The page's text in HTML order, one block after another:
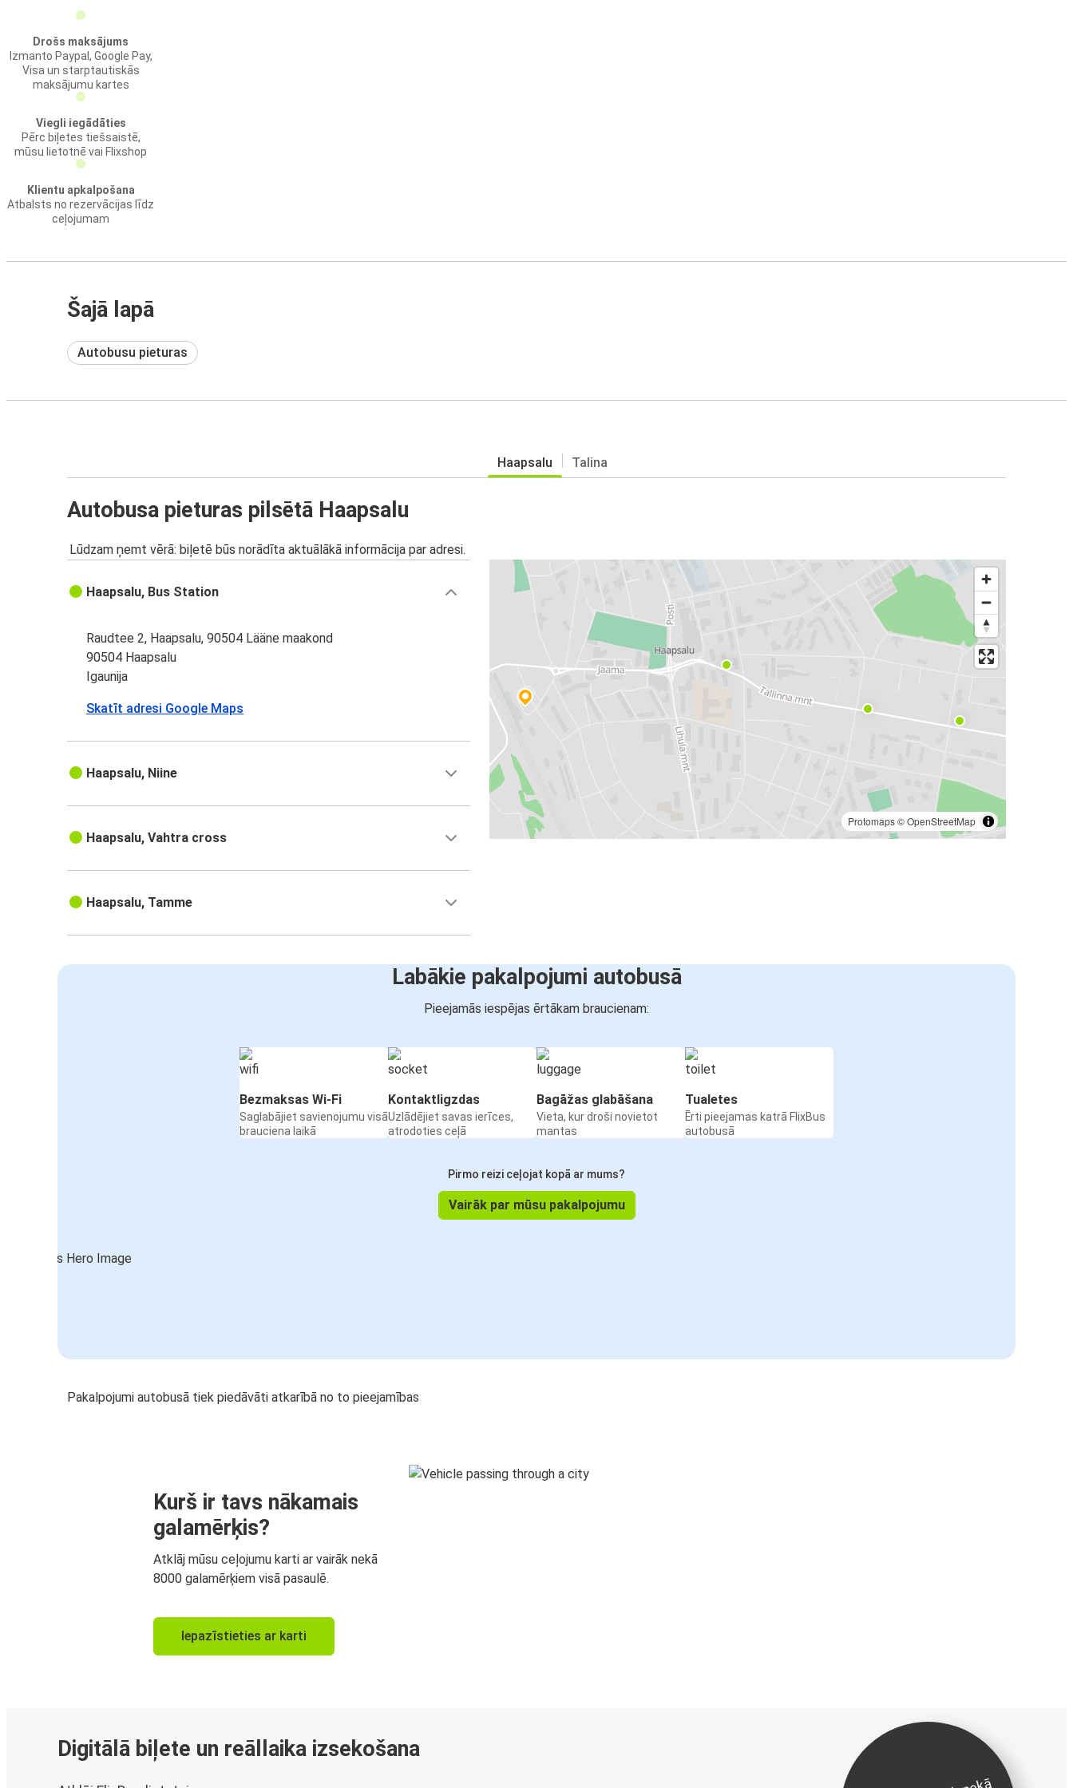
Drošs maksājums
Izmanto Paypal, Google Pay,
Visa un starptautiskās
maksājumu kartes
Viegli iegādāties
Pērc biļetes tiešsaistē,
mūsu lietotnē vai Flixshop
Klientu apkalpošana
Atbalsts no rezervācijas līdz
ceļojumam
Šajā lapā
Autobusu pieturas
Haapsalu Talina
Autobusa pieturas pilsētā Haapsalu
Lūdzam ņemt vērā: biļetē būs norādīta aktuālākā informācija par adresi.
Protomaps©OpenStreetMap
Haapsalu, Bus Station
Raudtee 2, Haapsalu, 90504 Lääne maakond
90504 Haapsalu
Igaunija
Skatīt adresi Google Maps
Haapsalu, Niine
Haapsalu, Vahtra cross
Haapsalu, Tamme
Labākie pakalpojumi autobusā
Pieejamās iespējas ērtākam braucienam:
Bezmaksas Wi-Fi
Saglabājiet savienojumu visā
brauciena laikā
Kontaktligzdas
Uzlādējiet savas ierīces,
atrodoties ceļā
Bagāžas glabāšana
Vieta, kur droši novietot
mantas
Tualetes
Ērti pieejamas katrā FlixBus
autobusā
Pirmo reizi ceļojat kopā ar mums?
Vairāk par mūsu pakalpojumu
Pakalpojumi autobusā tiek piedāvāti atkarībā no to pieejamības
Kurš ir tavs nākamais
galamērķis?
Atklāj mūsu ceļojumu karti ar vairāk nekā
8000 galamērķiem visā pasaulē.
Iepazīstieties ar karti
Digitālā biļete un reāllaika izsekošana